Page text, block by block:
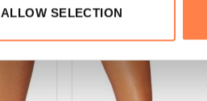
ALLOW SELECTION